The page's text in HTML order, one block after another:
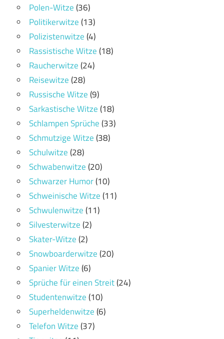
Polen-Witze(36)
Politikerwitze(13)
Polizistenwitze(4)
Rassistische Witze(18)
Raucherwitze(24)
Reisewitze(28)
Russische Witze(9)
Sarkastische Witze(18)
Schlampen Sprüche(33)
Schmutzige Witze(38)
Schulwitze(28)
Schwabenwitze(20)
Schwarzer Humor(10)
Schweinische Witze(11)
Schwulenwitze(11)
Silvesterwitze(2)
Skater-Witze(2)
Snowboarderwitze(20)
Spanier Witze(6)
Sprüche für einen Streit(24)
Studentenwitze(10)
Superheldenwitze(6)
Telefon Witze(37)